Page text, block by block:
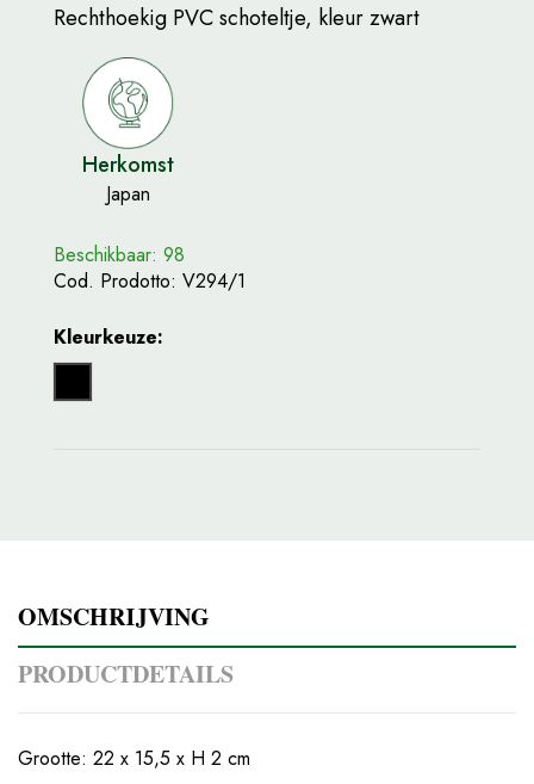
Rechthoekig PVC schoteltje, kleur zwart
Herkomst
Japan
Beschikbaar: 98
Cod. Prodotto: V294/1
Kleurkeuze:
OMSCHRIJVING
PRODUCTDETAILS
Grootte: 22 x 15,5 x H 2 cm